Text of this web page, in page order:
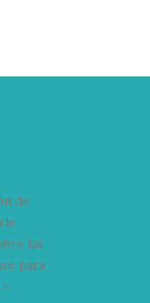
de
las
para